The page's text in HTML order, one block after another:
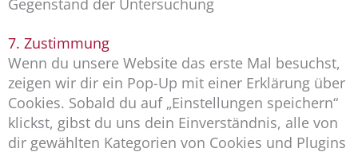
Gegenstand der Untersuchung
7. Zustimmung
Wenn du unsere Website das erste Mal besuchst,
zeigen wir dir ein Pop-Up mit einer Erklärung über
Cookies. Sobald du auf „Einstellungen speichern“
klickst, gibst du uns dein Einverständnis, alle von
dir gewählten Kategorien von Cookies und Plugins